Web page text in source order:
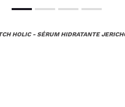
HOLIC - SÉRUM HIDRATANTE